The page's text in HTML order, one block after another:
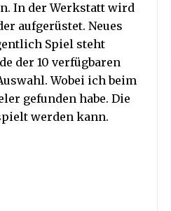
In der Werkstatt wird
aufgerüstet. Neues
Spiel steht
der 10 verfügbaren
Wobei ich beim
gefunden habe. Die
werden kann.